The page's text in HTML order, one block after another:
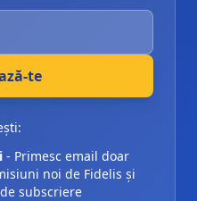
pentru abonarea la
te
- Primesc email doar
noi de Fidelis și
subscriere